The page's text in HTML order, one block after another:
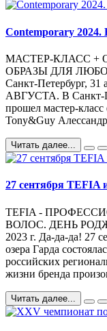
Contemporary 2024.
МАСТЕР-КЛАСС +
ОБРАЗЫ ДЛЯ
Санкт-Петербург, 31
АВГУСТА. В Санкт-
прошел мастер-
Tony&Guy
Читать далее...
27 сентября TEFIA
TEFIA -
ВОЛОС. ДЕНЬ
2023 г. Да-да-да! 27
озера Гарда
российских
жизни бренда
Читать далее...